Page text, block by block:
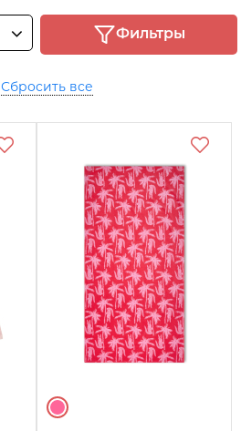
Фильтры
Сбросить все